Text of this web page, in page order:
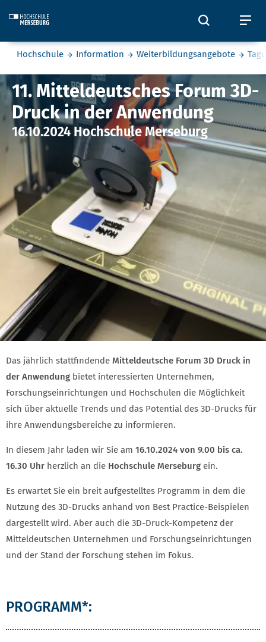
Öffnet
Sie befinden sich hier:
Hochschule Information Weiterbildungsangebote
11. Mitteldeutsches Forum 3D-
11. Mitteldeutsches Forum 3D-
Druck in der Anwendung
16.10.2024 Hochschule Merseburg
Das jährlich stattfindende Mitteldeutsche Forum 3D Druck in
der Anwendung bietet interessierten Unternehmen,
Forschungseinrichtungen und Hochschulen die Möglichkeit
sich über aktuelle Trends und das Potential des 3D-Drucks für
ihre Anwendungsbereiche zu informieren.
In diesem Jahr laden wir Sie am 16.10.2024 von 9.00 bis ca.
16.30 Uhr herzlich an die Hochschule Merseburg ein.
Es erwartet Sie ein breit aufgestelltes Programm in dem die
Nutzung des 3D-Drucks anhand von Best Practice-Beispielen
dargestellt wird. Aber auch die 3D-Druck-Kompetenz der
Mitteldeutschen Unternehmen und Forschungseinrichtungen
und der Stand der Forschung stehen im Fokus.
ANNE-FRANK-TAG
PROGRAMM*: